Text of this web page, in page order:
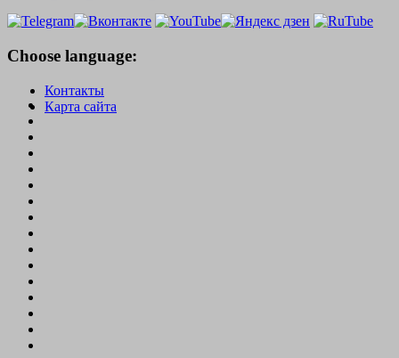
Choose language:
Контакты
Карта сайта